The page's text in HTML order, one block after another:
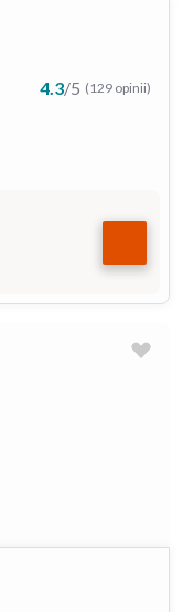
4.3/5 (129 opinii)